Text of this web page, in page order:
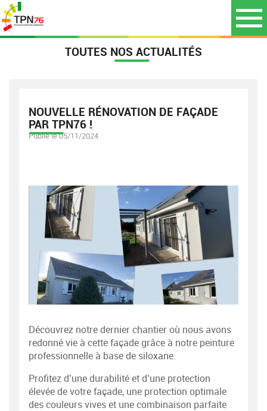
TOUTES NOS ACTUALITÉS
NOUVELLE RÉNOVATION DE FAÇADE
PAR TPN76 !
Publié le 05/11/2024
Découvrez notre dernier chantier où nous avons
redonné vie à cette façade grâce à notre peinture
professionnelle à base de siloxane.
Profitez d’une durabilité et d’une protection
élevée de votre façade, une protection optimale
des couleurs vives et une combinaison parfaite